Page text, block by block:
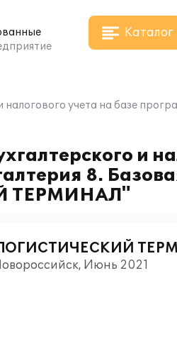
Каталог
и налогового учета на базе
и
8.
ТЕРМИНАЛ"
Июнь 2021